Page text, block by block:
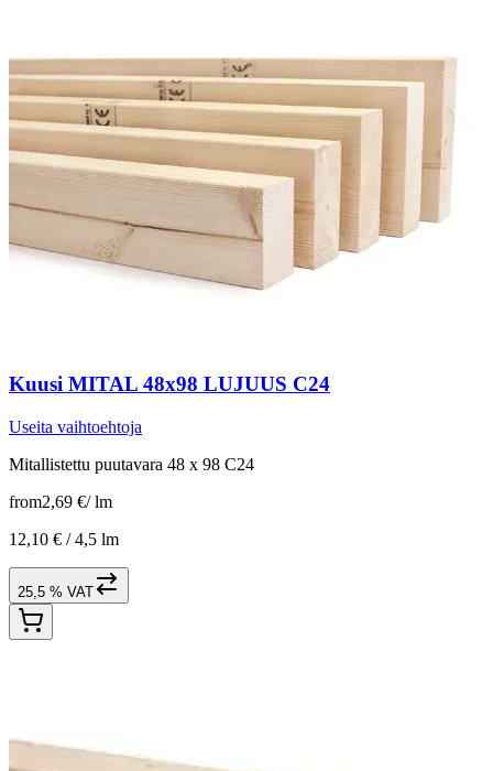
Kuusi MITAL 48x98 LUJUUS C24
Useita vaihtoehtoja
Mitallistettu puutavara 48 x 98 C24
from2,69 €/ lm
12,10 € /4,5 lm
25,5 % VAT